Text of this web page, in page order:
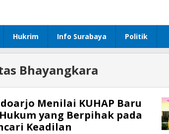
Hukrim Info Surabaya Politik
Bhayangkara
Menilai KUHAP Baru
yang Berpihak pada
Keadilan